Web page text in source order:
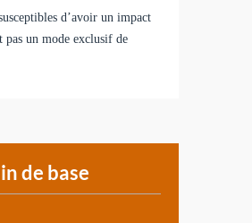
d’avoir un impact
pas un mode exclusif de
de base